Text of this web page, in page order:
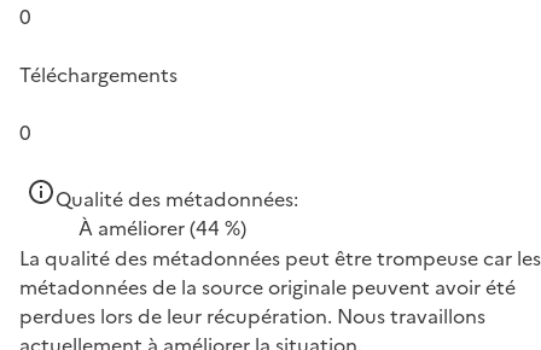
0
Téléchargements
0
Qualité des métadonnées:
À améliorer(44 %)
La qualité des métadonnées peut être trompeuse car les
métadonnées de la source originale peuvent avoir été
perdues lors de leur récupération. Nous travaillons